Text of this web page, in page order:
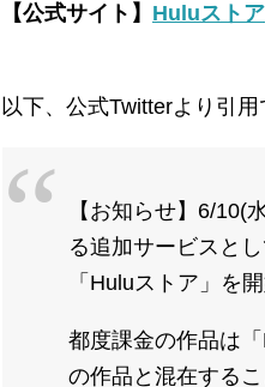
【公式サイト】 Huluストア
以下、公式Twitterより引用
【お知らせ】6/10(
る追加サービスと
「Huluストア」を
都度課金の作品は
の作品と混在する